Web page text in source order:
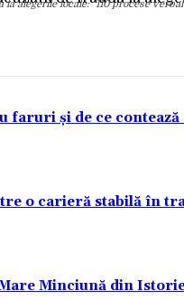
alegerile locale: "110 procese
faruri și de ce
o carieră stabilă în
Mare Minciună din